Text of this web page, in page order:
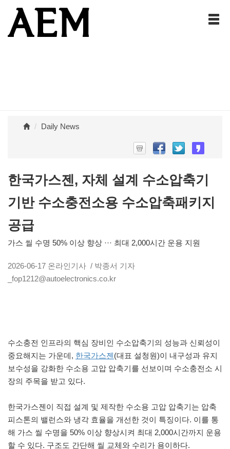
Daily News
한국가스젠, 자체 설계 수소압축기
기반 수소충전소용 수소압축패키지
공급
가스 씰 수명 50% 이상 향상 ··· 최대 2,000시간 운용 지원
2026-06-17 온라인기사 / 박종서 기자
_fop1212@autoelectronics.co.kr
수소충전 인프라의 핵심 장비인 수소압축기의 성능과 신뢰성이
중요해지는 가운데, 한국가스젠(대표 설청원)이 내구성과 유지
보수성을 강화한 수소용 고압 압축기를 선보이며 수소충전소 시
장의 주목을 받고 있다.
한국가스젠이 직접 설계 및 제작한 수소용 고압 압축기는 압축
피스톤의 밸런스와 냉각 효율을 개선한 것이 특징이다. 이를 통
해 가스 씰 수명을 50% 이상 향상시켜 최대 2,000시간까지 운용
할 수 있다. 구조도 간단해 씰 교체와 수리가 용이하다.